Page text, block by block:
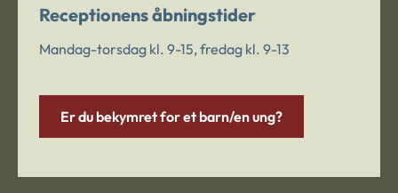
Receptionens åbningstider
Mandag-torsdag kl. 9-15, fredag kl. 9-13
Er du bekymret for et barn/en ung?